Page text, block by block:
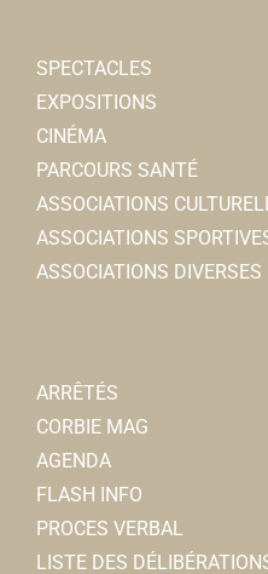
SPECTACLES
EXPOSITIONS
CINÉMA
PARCOURS SANTÉ
ASSOCIATIONS
ASSOCIATIONS
ASSOCIATIONS DIVERSES
ARRÊTÉS
CORBIE MAG
AGENDA
FLASH INFO
PROCES VERBAL
LISTE DES